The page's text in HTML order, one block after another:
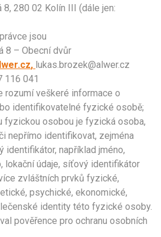
280 02 Kolín III (dále jen:
jsou
8 – Obecní dvůr
, lukas.brozek@alwer.cz
116 041
rozumí veškeré informace o
identifikovatelné fyzické osobě;
fyzickou osobou je fyzická osoba,
nepřímo identifikovat, zejména
identifikátor, například jméno,
lokační údaje, síťový identifikátor
zvláštních prvků fyzické,
psychické, ekonomické,
identity této fyzické osoby.
pověřence pro ochranu osobních